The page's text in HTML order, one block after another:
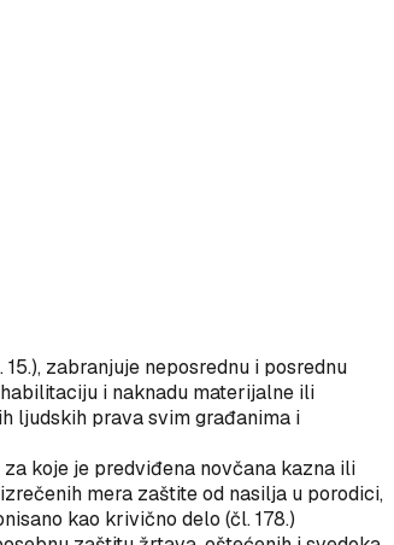
zabranjuje neposrednu i posrednu
i naknadu materijalne ili
ljudskih prava svim građanima i
koje je predviđena novčana kazna ili
mera zaštite od nasilja u porodici,
kao krivično delo (čl. 178.)